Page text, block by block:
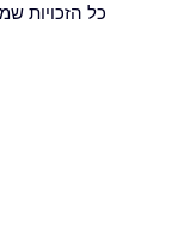
כל הזכויות שמורות © 2026 נילס